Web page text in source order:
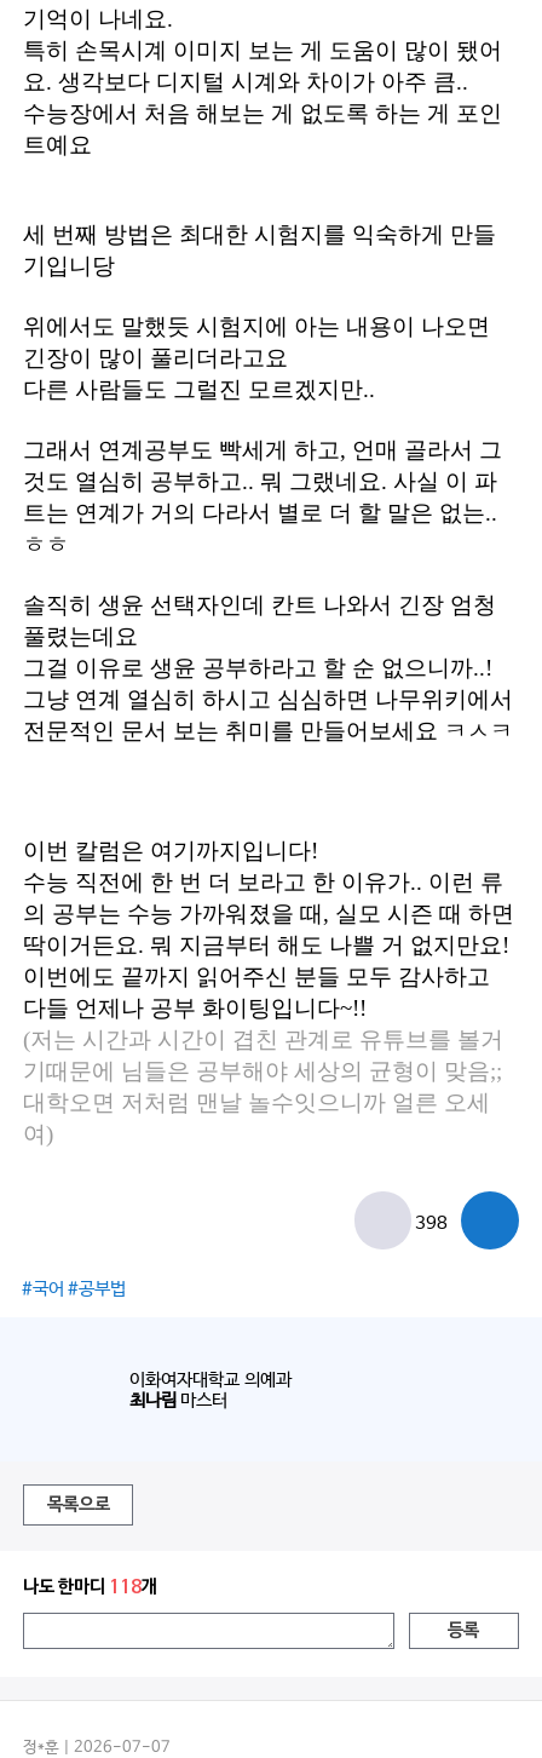
기억이 나네요.
특히 손목시계 이미지 보는 게 도움이 많이 됐어
요. 생각보다 디지털 시계와 차이가 아주 큼..
수능장에서 처음 해보는 게 없도록 하는 게 포인
트예요
세 번째 방법은 최대한 시험지를 익숙하게 만들
기입니당
위에서도 말했듯 시험지에 아는 내용이 나오면
긴장이 많이 풀리더라고요
다른 사람들도 그럴진 모르겠지만..
그래서 연계공부도 빡세게 하고, 언매 골라서 그
것도 열심히 공부하고.. 뭐 그랬네요. 사실 이 파
트는 연계가 거의 다라서 별로 더 할 말은 없는..
ㅎㅎ
솔직히 생윤 선택자인데 칸트 나와서 긴장 엄청
풀렸는데요
그걸 이유로 생윤 공부하라고 할 순 없으니까..!
그냥 연계 열심히 하시고 심심하면 나무위키에서
전문적인 문서 보는 취미를 만들어보세요 ㅋㅅㅋ
이번 칼럼은 여기까지입니다!
수능 직전에 한 번 더 보라고 한 이유가.. 이런 류
의 공부는 수능 가까워졌을 때, 실모 시즌 때 하면
딱이거든요. 뭐 지금부터 해도 나쁠 거 없지만요!
이번에도 끝까지 읽어주신 분들 모두 감사하고
다들 언제나 공부 화이팅입니다~!!
(저는 시간과 시간이 겹친 관계로 유튜브를 볼거
기때문에 님들은 공부해야 세상의 균형이 맞음;;
대학오면 저처럼 맨날 놀수잇으니까 얼른 오세
여)
398
#국어 #공부법
이화여자대학교 의예과
최나림마스터
목록으로
나도 한마디 118개
등록
정*훈 | 2026-07-07